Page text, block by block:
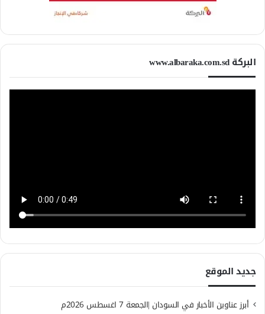
البركة www.albaraka.com.sd
جديد الموقع
أبرز عناوين الأخبار في السودان |الجمعة 7 اغسطس 2026م